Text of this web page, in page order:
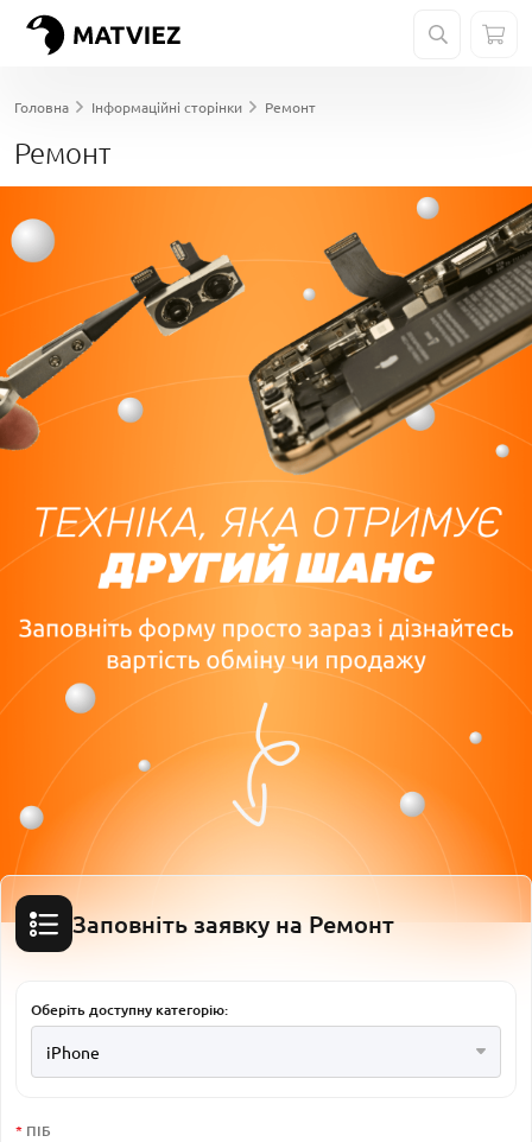
Головна Інформаційні сторінки Ремонт
Ремонт
Заповніть заявку на Ремонт
Оберіть доступну категорію:
iPhone
* ПІБ